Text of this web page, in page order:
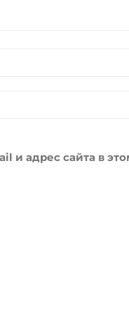
и адрес сайта в